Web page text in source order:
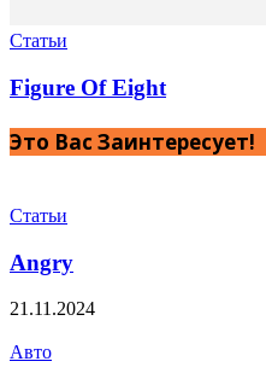
Статьи
Figure Of Eight
Это Вас Заинтересует!
Статьи
Angry
21.11.2024
Авто